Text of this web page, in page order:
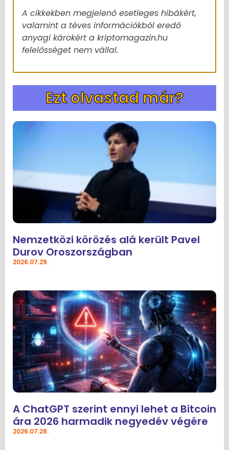
A cikkekben megjelenő esetleges hibákért,
valamint a téves információkból eredő
anyagi károkért a kriptomagazin.hu
felelősséget nem vállal.
Ezt olvastad már?
Nemzetközi körözés alá került Pavel
Durov Oroszországban
2026.07.29.
A ChatGPT szerint ennyi lehet a Bitcoin
ára 2026 harmadik negyedév végére
2026.07.28.